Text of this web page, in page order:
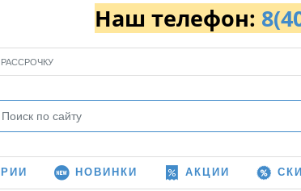
Наш телефон:
НОВИНКИ АКЦИИ